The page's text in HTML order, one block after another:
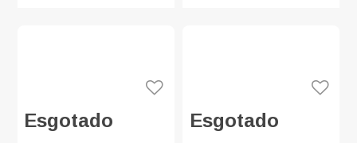
Esgotado Esgotado